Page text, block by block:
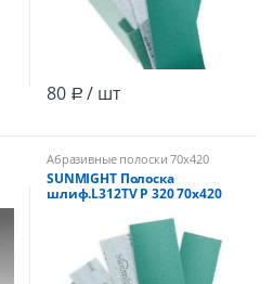
80 Р / шт
Абразивные полоски 70х420
SUNMIGHT Полоска
шлиф.L312TV Р 320 70х420
липучке /100